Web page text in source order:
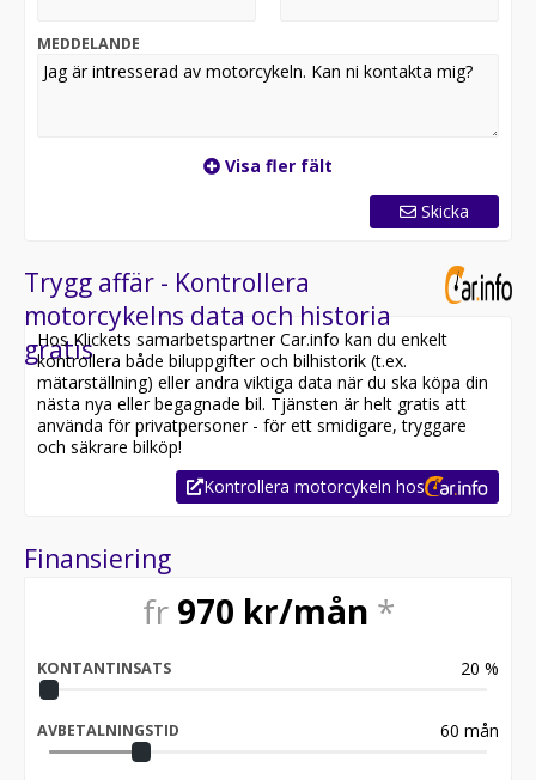
MEDDELANDE
Visa fler fält
Skicka
Trygg affär - Kontrollera
motorcykelns data och historia
gratis
Hos Klickets samarbetspartner Car.info kan du enkelt
kontrollera både biluppgifter och bilhistorik (t.ex.
mätarställning) eller andra viktiga data när du ska köpa din
nästa nya eller begagnade bil. Tjänsten är helt gratis att
använda för privatpersoner - för ett smidigare, tryggare
och säkrare bilköp!
Kontrollera motorcykeln hos
Finansiering
fr 970 kr/mån *
KONTANTINSATS 20 %
AVBETALNINGSTID 60 mån